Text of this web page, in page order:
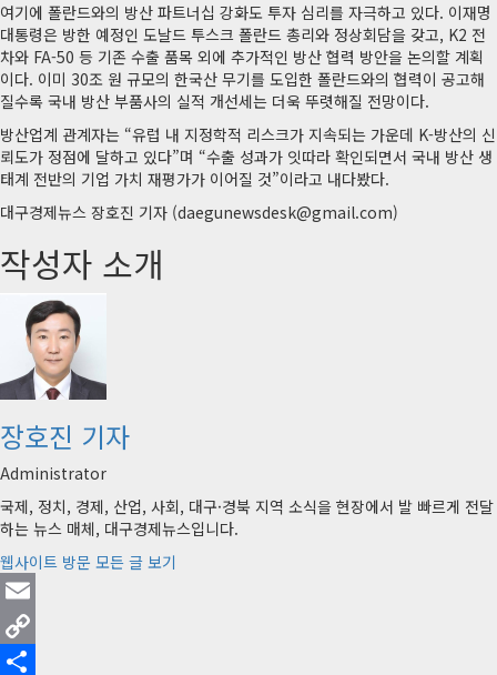
여기에 폴란드와의 방산 파트너십 강화도 투자 심리를 자극하고 있다. 이재명
대통령은 방한 예정인 도날드 투스크 폴란드 총리와 정상회담을 갖고, K2 전
차와 FA-50 등 기존 수출 품목 외에 추가적인 방산 협력 방안을 논의할 계획
이다. 이미 30조 원 규모의 한국산 무기를 도입한 폴란드와의 협력이 공고해
질수록 국내 방산 부품사의 실적 개선세는 더욱 뚜렷해질 전망이다.
방산업계 관계자는 “유럽 내 지정학적 리스크가 지속되는 가운데 K-방산의 신
뢰도가 정점에 달하고 있다”며 “수출 성과가 잇따라 확인되면서 국내 방산 생
태계 전반의 기업 가치 재평가가 이어질 것”이라고 내다봤다.
대구경제뉴스 장호진 기자 (daegunewsdesk@gmail.com)
작성자 소개
장호진 기자
Administrator
국제, 정치, 경제, 산업, 사회, 대구·경북 지역 소식을 현장에서 발 빠르게 전달
하는 뉴스 매체, 대구경제뉴스입니다.
웹사이트 방문 모든 글 보기
Email
Copy